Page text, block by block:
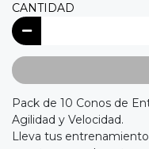
CANTIDAD
Pack de 10 Conos de
Agilidad y Velocidad.
Lleva tus